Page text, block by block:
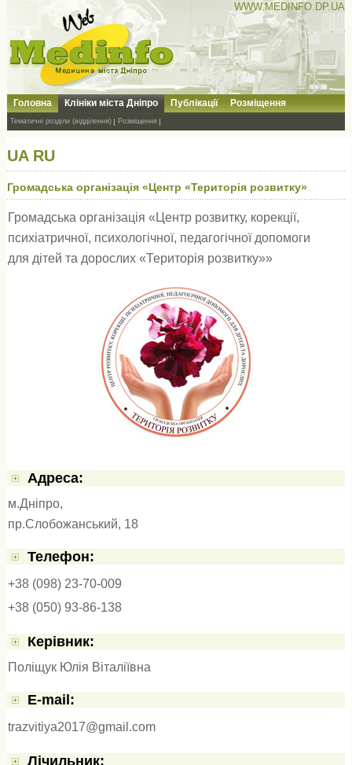
WWW.MEDINFO.DP.UA
Головна Клініки міста Дніпро Публікації Розміщення
Тематичні розділи (відділення) Розміщення
UA RU
Громадська організація «Центр «Територія розвитку»
Громадська організація «Центр розвитку, корекції,
психіатричної, психологічної, педагогічної допомоги
для дітей та дорослих «Територія розвитку»»
Адресa:
м.Дніпро,
пр.Слобожанський, 18
Телефон:
+38 (098) 23-70-009
+38 (050) 93-86-138
Керівник:
Поліщук Юлія Віталіївна
E-mail:
trazvitiya2017@gmail.com
Лічильник: